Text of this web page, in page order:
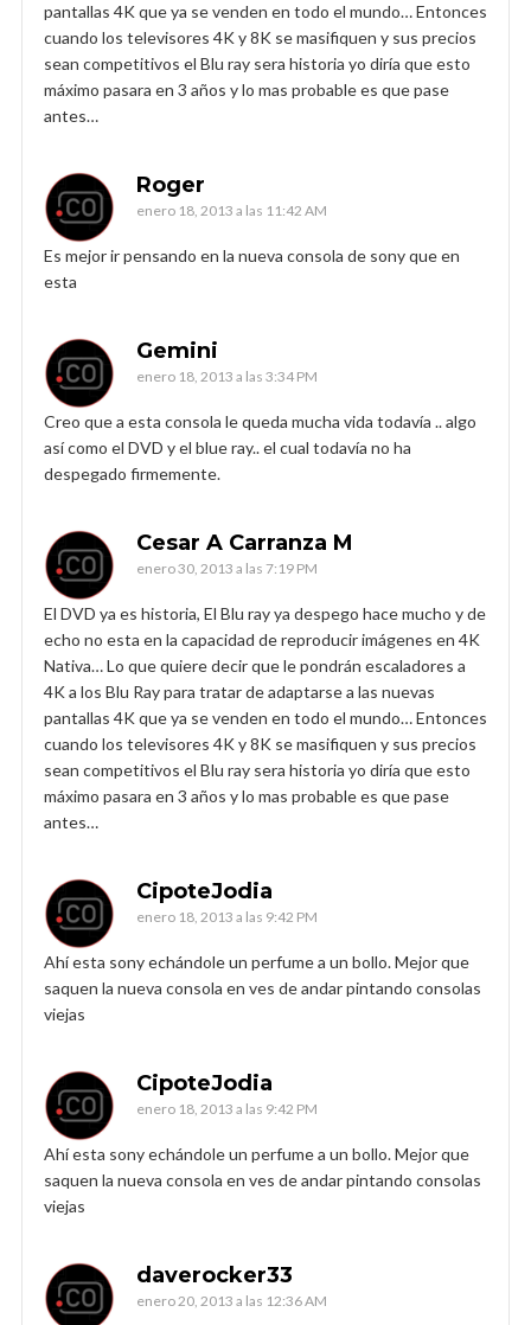
pantallas 4K que ya se venden en todo el mundo… Entonces
cuando los televisores 4K y 8K se masifiquen y sus precios
sean competitivos el Blu ray sera historia yo diría que esto
máximo pasara en 3 años y lo mas probable es que pase
antes…
Roger
enero 18, 2013 a las 11:42 AM
Es mejor ir pensando en la nueva consola de sony que en
esta
Gemini
enero 18, 2013 a las 3:34 PM
Creo que a esta consola le queda mucha vida todavía .. algo
así como el DVD y el blue ray.. el cual todavía no ha
despegado firmemente.
Cesar A Carranza M
enero 30, 2013 a las 7:19 PM
El DVD ya es historia, El Blu ray ya despego hace mucho y de
echo no esta en la capacidad de reproducir imágenes en 4K
Nativa… Lo que quiere decir que le pondrán escaladores a
4K a los Blu Ray para tratar de adaptarse a las nuevas
pantallas 4K que ya se venden en todo el mundo… Entonces
cuando los televisores 4K y 8K se masifiquen y sus precios
sean competitivos el Blu ray sera historia yo diría que esto
máximo pasara en 3 años y lo mas probable es que pase
antes…
CipoteJodia
enero 18, 2013 a las 9:42 PM
Ahí esta sony echándole un perfume a un bollo. Mejor que
saquen la nueva consola en ves de andar pintando consolas
viejas
CipoteJodia
enero 18, 2013 a las 9:42 PM
Ahí esta sony echándole un perfume a un bollo. Mejor que
saquen la nueva consola en ves de andar pintando consolas
viejas
daverocker33
enero 20, 2013 a las 12:36 AM